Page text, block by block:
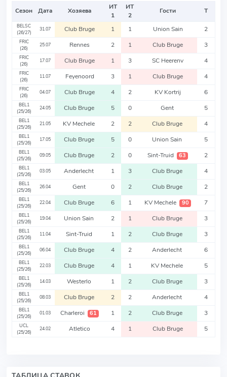
Сезон Дата Хозяева
ИТ
1
ИТ
2
Гости Т
BELSC
(26/27)
31.07 Club Bruge 1 1 Union Sain 2
FRIC
(26)
25.07 Rennes 2 1 Club Bruge 3
FRIC
(26)
17.07 Club Bruge 1 3 SC Heerenv 4
FRIC
(26)
11.07 Feyenoord 3 1 Club Bruge 4
FRIC
(26)
04.07 Club Bruge 4 2 KV Kortrij 6
BEL1
(25/26)
24.05 Club Bruge 5 0 Gent 5
BEL1
(25/26)
21.05 KV Mechele 2 2 Club Bruge 4
BEL1
(25/26)
17.05 Club Bruge 5 0 Union Sain 5
BEL1
(25/26)
09.05 Club Bruge 2 0 Sint-Truid 63 2
BEL1
(25/26)
03.05 Anderlecht 1 3 Club Bruge 4
BEL1
(25/26)
26.04 Gent 0 2 Club Bruge 2
BEL1
(25/26)
22.04 Club Bruge 6 1 KV Mechele 90 7
BEL1
(25/26)
19.04 Union Sain 2 1 Club Bruge 3
BEL1
(25/26)
11.04 Sint-Truid 1 2 Club Bruge 3
BEL1
(25/26)
06.04 Club Bruge 4 2 Anderlecht 6
BEL1
(25/26)
22.03 Club Bruge 4 1 KV Mechele 5
BEL1
(25/26)
14.03 Westerlo 1 2 Club Bruge 3
BEL1
(25/26)
08.03 Club Bruge 2 2 Anderlecht 4
BEL1
(25/26)
01.03 Charleroi 61 1 2 Club Bruge 3
UCL
(25/26)
24.02 Atletico 4 1 Club Bruge 5